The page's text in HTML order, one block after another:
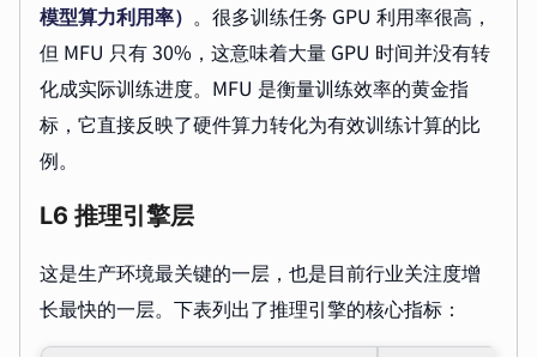
模型算力利用率） 。很多训练任务 GPU 利用率很高，
但 MFU 只有 30%，这意味着大量 GPU 时间并没有转
化成实际训练进度。MFU 是衡量训练效率的黄金指
标，它直接反映了硬件算力转化为有效训练计算的比
例。
L6 推理引擎层
这是生产环境最关键的一层，也是目前行业关注度增
长最快的一层。下表列出了推理引擎的核心指标：